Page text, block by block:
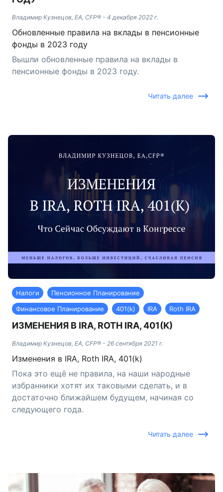
Владимир Кузнецов, EA, CFP® - 4 декабря 2022 г.
Обновленные правила на вклады в пенсионные
фонды в 2023 году
Вышли обновленные правила на вклады в
пенсионные фонды в 2023 году.
Читать далее
Налоги
Пенсионное Планирование
Финансовое Планирование
401(k) IRA Roth IRA
ИЗМЕНЕНИЯ В IRA, ROTH IRA, 401(K)
Владимир Кузнецов, EA, CFP® - 26 сентября 2021 г.
Изменения в IRA, Roth IRA, 401(k)
Пока это ещё не правила, на наши народные
избранники хотят их таковыми сделать, и в
достаточно ближайшем будущем, начиная со
следующего года.
Читать далее